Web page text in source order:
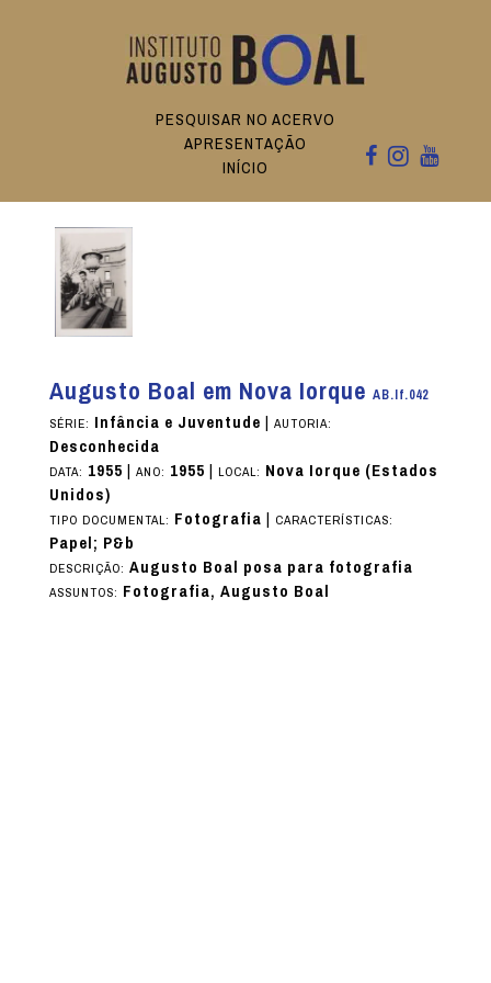
PESQUISAR NO ACERVO
APRESENTAÇÃO
INÍCIO
Augusto Boal em Nova Iorque AB.If.042
SÉRIE: Infância e Juventude| AUTORIA:
Desconhecida
DATA: 1955| ANO: 1955| LOCAL: Nova Iorque (Estados
Unidos)
TIPO DOCUMENTAL: Fotografia| CARACTERÍSTICAS:
Papel; P&b
DESCRIÇÃO: Augusto Boal posa para fotografia
ASSUNTOS: Fotografia, Augusto Boal